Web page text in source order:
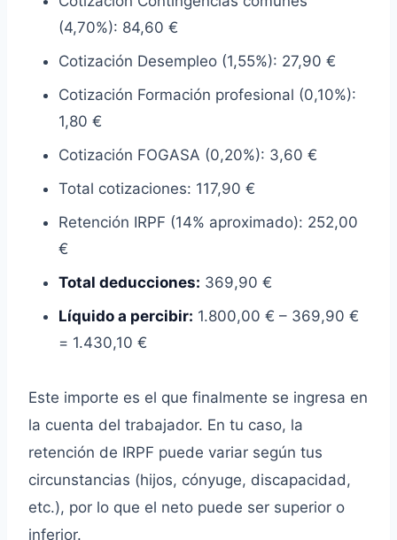
(4,70%): 84,60 €
Cotización Desempleo (1,55%): 27,90 €
Cotización Formación profesional (0,10%):
1,80 €
Cotización FOGASA (0,20%): 3,60 €
Total cotizaciones: 117,90 €
Retención IRPF (14% aproximado): 252,00
€
Total deducciones: 369,90 €
Líquido a percibir: 1.800,00 € – 369,90 €
= 1.430,10 €
Este importe es el que finalmente se ingresa en
la cuenta del trabajador. En tu caso, la
retención de IRPF puede variar según tus
circunstancias (hijos, cónyuge, discapacidad,
etc.), por lo que el neto puede ser superior o
inferior.